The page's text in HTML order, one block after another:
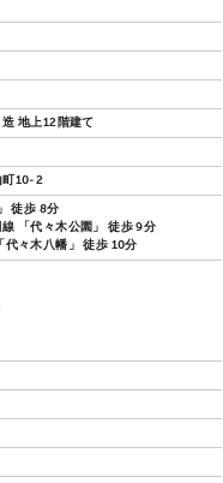
地上12階建て
町10-2
徒歩 8分
「代々木公園」 徒歩 9分
代々木八幡」 徒歩 10分